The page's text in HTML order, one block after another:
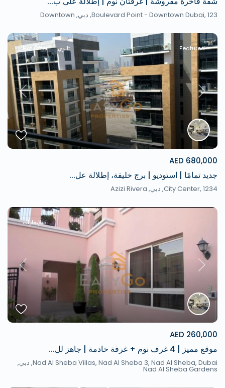
Boulevard Point - Downtown Dubai, 123, دبي,
Downtown
Next
Featured ثانوي Hot Offer
680,000 AED
جديد تمامًا | استوديو | برج خليفة، إطلالة عل...
City Center, 1234, دبي,
Azizi Rivera
Next
الإيجارات
260,000 AED
موقع مميز | 4 غرف نوم + غرفة خادمة | جاهز لل...
Nad Al Sheba Villas, Nad Al Sheba 3, Nad Al Sheba, Dubai, دبي,
Nad Al Sheba Gardens